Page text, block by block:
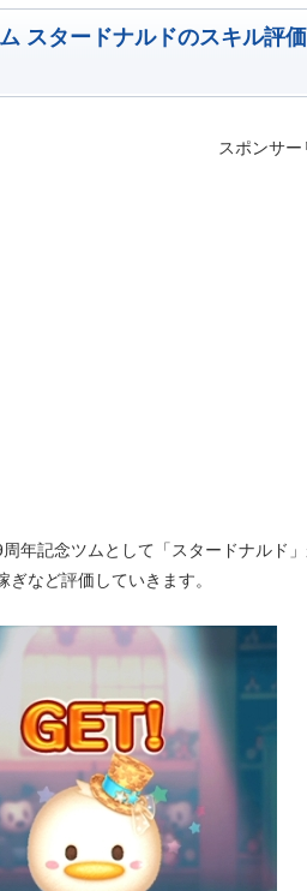
スタードナルドのスキル評
スポンサー
年記念ツムとして「スタードナルド
ぎなど評価していきます。